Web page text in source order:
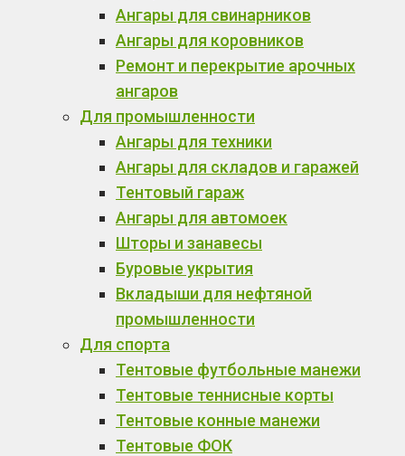
Ангары для свинарников
Ангары для коровников
Ремонт и перекрытие арочных
ангаров
Для промышленности
Ангары для техники
Ангары для складов и гаражей
Тентовый гараж
Ангары для автомоек
Шторы и занавесы
Буровые укрытия
Вкладыши для нефтяной
промышленности
Для спорта
Тентовые футбольные манежи
Тентовые теннисные корты
Тентовые конные манежи
Тентовые ФОК